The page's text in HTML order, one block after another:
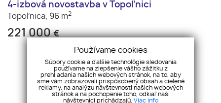
4-izbová novostavba v Topoľnici
Topoľnica, 96 m2
221 000€
Používame cookies
Súbory cookie a ďalšie technológie sledovania
používame na zlepšenie vášho zážitku z
prehliadania našich webových stránok, na to, aby
sme vám zobrazovali prispôsobený obsah a cielené
reklamy, na analýzu návštevnosti našich webových
stránok a na pochopenie toho, odkiaľ naši
návštevníci prichádzajú. Viac info